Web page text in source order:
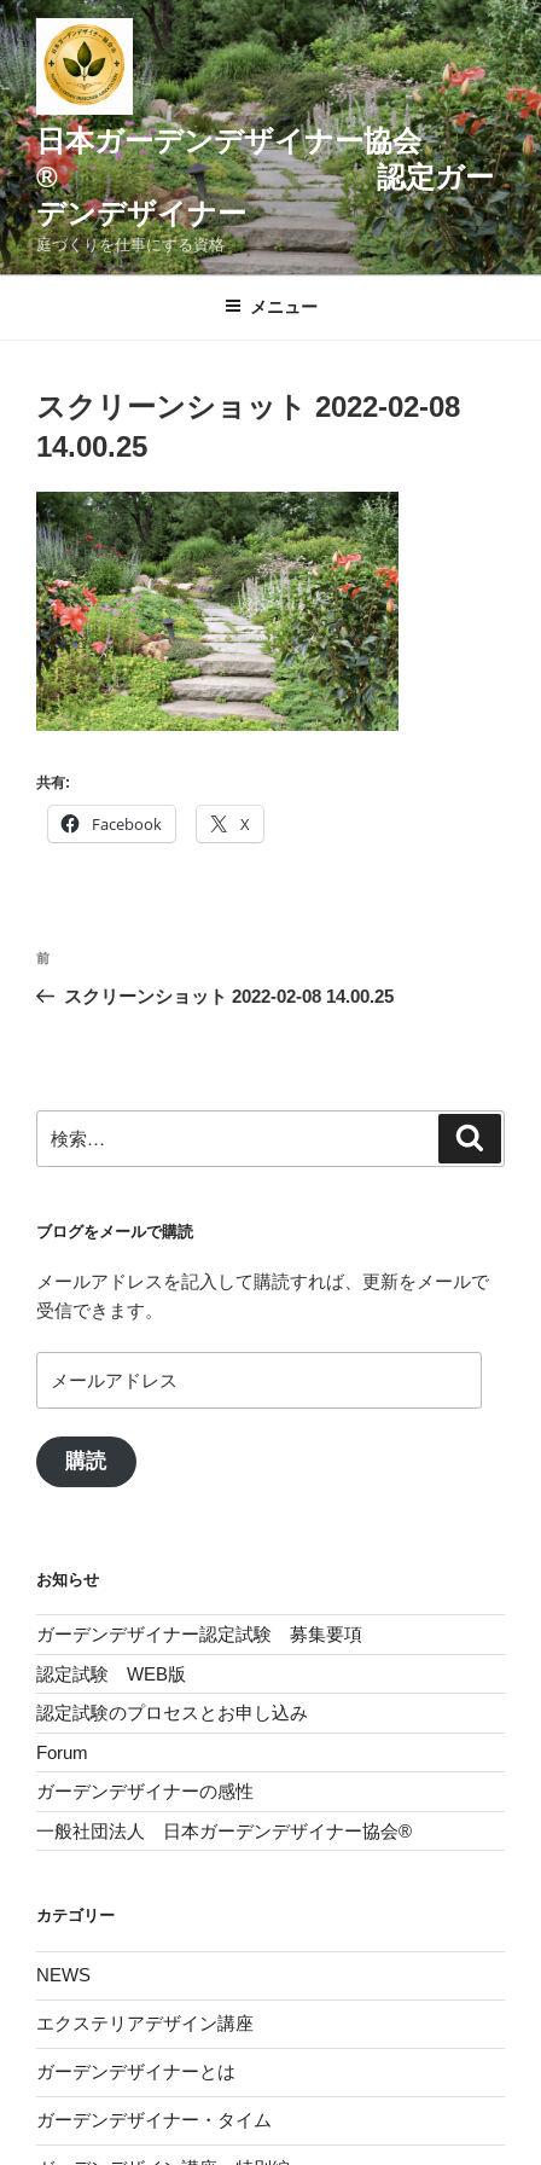
コ
ン
テ
ン
ツ
へ
ス
キ
ッ
プ
日本ガーデンデザイナー協会
® 認定ガー
デンデザイナー
庭づくりを仕事にする資格
メニュー
スクリーンショット 2022-02-08
14.00.25
共有:
Facebook X
投
ー
シ
前
の
前
スクリーンショット 2022-02-08 14.00.25
索:
ブログをメールで購読
メールアドレスを記入して購読すれば、更新をメールで
受信できます。
ー
ア
ド
購読
お知らせ
ガーデンデザイナー認定試験 募集要項
認定試験 WEB版
認定試験のプロセスとお申し込み
Forum
ガーデンデザイナーの感性
一般社団法人 日本ガーデンデザイナー協会®
カテゴリー
NEWS
エクステリアデザイン講座
ガーデンデザイナーとは
ガーデンデザイナー・タイム